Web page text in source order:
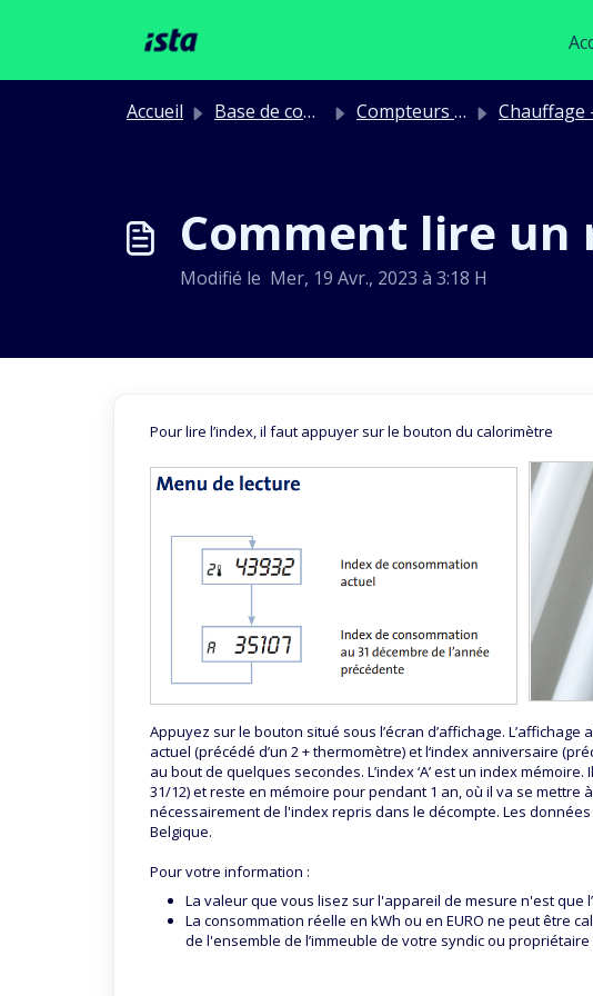
Accueil Base de connaissances Compteurs & radio Chauffage - Compteur
Comment lire un
Modifié le Mer, 19 Avr., 2023 à 3:18 H
Pour lire l’index, il faut appuyer sur le bouton du calorimètre
Appuyez sur le bouton situé sous l’écran d’affichage.
actuel (précédé d’un 2 + thermomètre) et l‘index anniversaire
au bout de quelques secondes. L’index ‘A’ est un index
31/12) et reste en mémoire pour pendant 1 an, où il va se mettre
nécessairement de l'index repris dans le décompte. Les
Belgique.
Pour votre information :
La valeur que vous lisez sur l'appareil de mesure n'est que
La consommation réelle en kWh ou en EURO ne peut être
de l'ensemble de l’immeuble de votre syndic ou propriétaire